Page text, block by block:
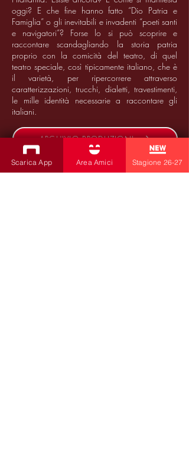
oggi? E che fine hanno fatto “Dio Patria e
Famiglia” o gli inevitabili e invadenti “poeti santi
e navigatori”? Forse lo si può scoprire e
raccontare scandagliando la storia patria
proprio con la comicità del teatro, di quel
teatro speciale, così tipicamente italiano, che è
il varietà, per ripercorrere attraverso
caratterizzazioni, trucchi, dialetti, travestimenti,
le mille identità necessarie a raccontare gli
italiani.
ARCHIVIO PRODUZIONI
10/11
Scarica App Area Amici Stagione 26-27